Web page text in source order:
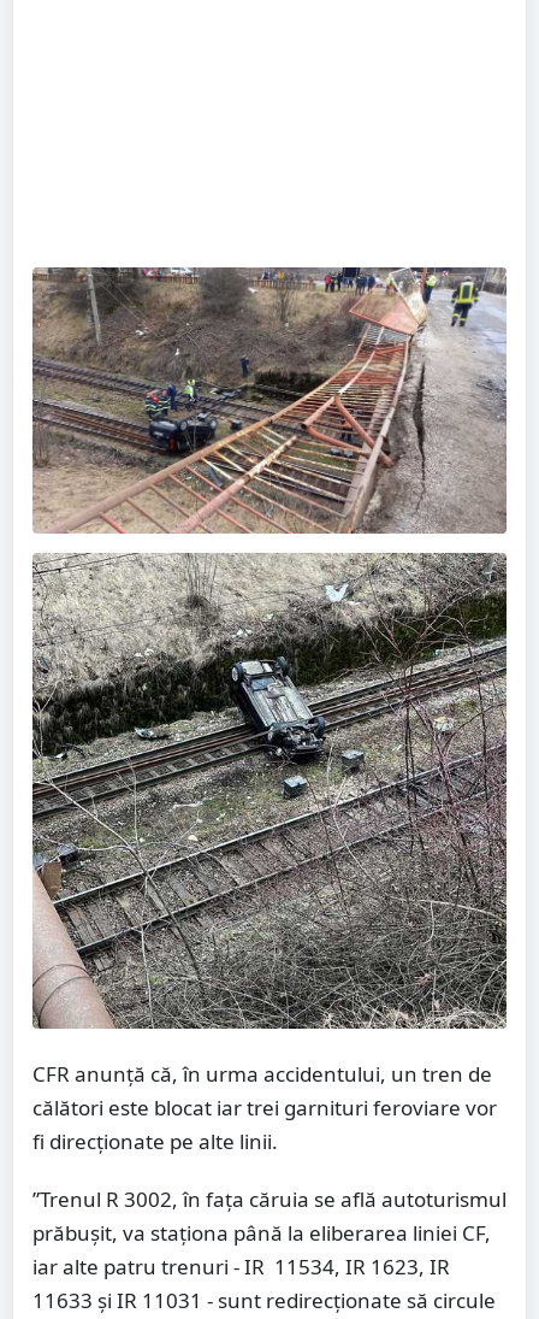
CFR anunţă că, în urma accidentului, un tren de
călători este blocat iar trei garnituri feroviare vor
fi direcţionate pe alte linii.
”Trenul R 3002, în faţa căruia se află autoturismul
prăbuşit, va staţiona până la eliberarea liniei CF,
iar alte patru trenuri - IR 11534, IR 1623, IR
11633 şi IR 11031 - sunt redirecţionate să circule